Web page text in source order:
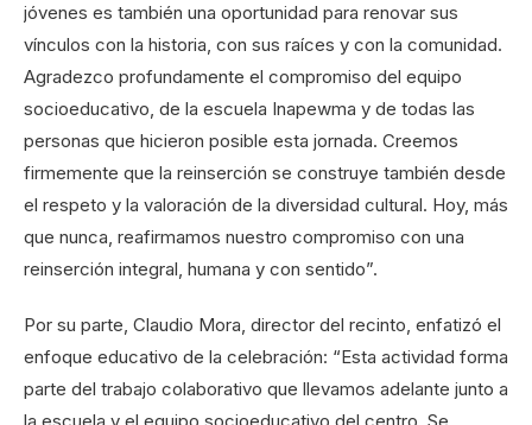
jóvenes es también una oportunidad para renovar sus
vínculos con la historia, con sus raíces y con la comunidad.
Agradezco profundamente el compromiso del equipo
socioeducativo, de la escuela Inapewma y de todas las
personas que hicieron posible esta jornada. Creemos
firmemente que la reinserción se construye también desde
el respeto y la valoración de la diversidad cultural. Hoy, más
que nunca, reafirmamos nuestro compromiso con una
reinserción integral, humana y con sentido”.
Por su parte, Claudio Mora, director del recinto, enfatizó el
enfoque educativo de la celebración: “Esta actividad forma
parte del trabajo colaborativo que llevamos adelante junto a